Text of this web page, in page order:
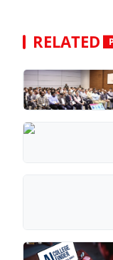
RELATED